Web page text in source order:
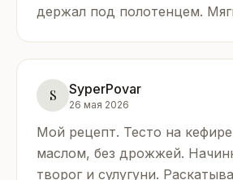
держал под полотенцем.
S SyperPovar
26 мая 2026
Мой рецепт. Тесто на
маслом, без дрожжей.
творог и сулугуни.